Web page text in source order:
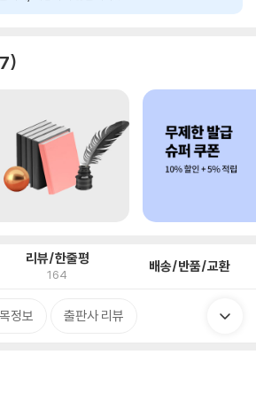
7
리뷰/한줄평
164 배송/반품/교환
정보 출판사 리뷰